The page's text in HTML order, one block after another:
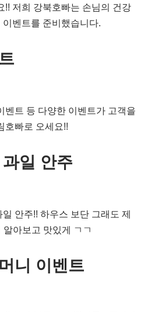
!! 저희 강북호빠는 손님의 건강
벤트를 준비했습니다.
벤트 등 다양한 이벤트가 고객을
호빠로 오세요!!
일 안주
안주!! 하우스 보단 그래도 제
아보고 맛있게 ㄱㄱ
니 이벤트